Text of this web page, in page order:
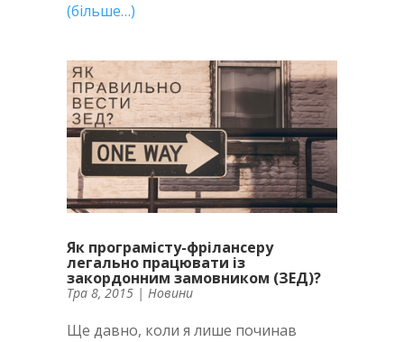
(більше…)
Як програмісту-фрілансеру
легально працювати із
закордонним замовником (ЗЕД)?
Тра 8, 2015 | Новини
Ще давно, коли я лише починав